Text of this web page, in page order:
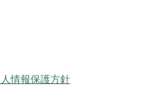
情報保護方針